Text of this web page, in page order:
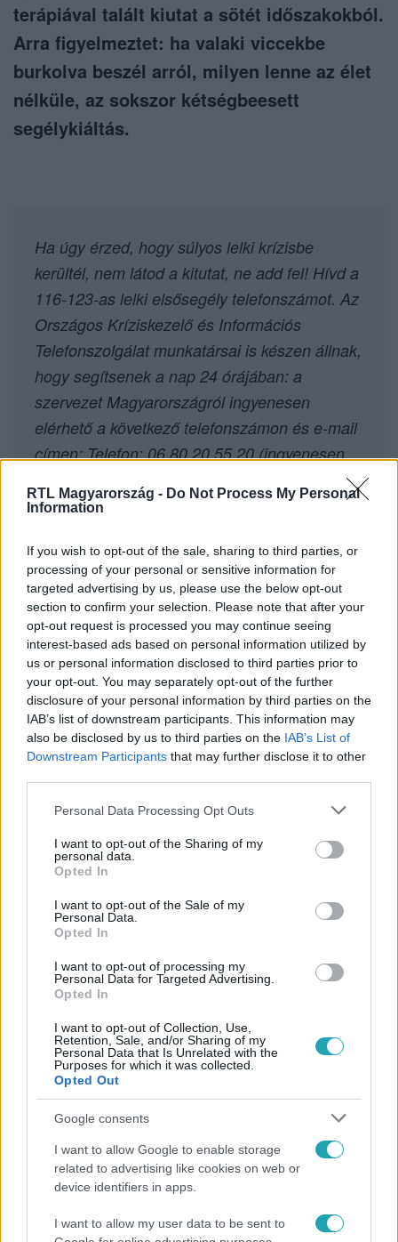
RTL Magyarország - Do Not Process My Personal
Information
If you wish to opt-out of the sale, sharing to third parties, or
processing of your personal or sensitive information for
targeted advertising by us, please use the below opt-out
section to confirm your selection. Please note that after your
opt-out request is processed you may continue seeing
interest-based ads based on personal information utilized by
us or personal information disclosed to third parties prior to
your opt-out. You may separately opt-out of the further
disclosure of your personal information by third parties on the
IAB’s list of downstream participants. This information may
also be disclosed by us to third parties on the IAB’s List of
Downstream Participants that may further disclose it to other
Please note that this website/app uses one or more Google
not limited to your visit or usage behaviour. You may click to
grant or deny consent to Google and its third-party tags to
use your data for below specified purposes in below Google
consent section.
Personal Data Processing Opt Outs
I want to opt-out of the Sharing of my
personal data.
Opted In
I want to opt-out of the Sale of my
Personal Data.
Opted In
I want to opt-out of processing my
Personal Data for Targeted Advertising.
Opted In
I want to opt-out of Collection, Use,
Retention, Sale, and/or Sharing of my
Personal Data that Is Unrelated with the
Purposes for which it was collected.
Opted Out
Google consents
I want to allow Google to enable storage
related to advertising like cookies on web or
device identifiers in apps.
I want to allow my user data to be sent to
terápiával talált kiutat a sötét időszakokból.
Arra figyelmeztet: ha valaki viccekbe
burkolva beszél arról, milyen lenne az élet
nélküle, az sokszor kétségbeesett
segélykiáltás.
Ha úgy érzed, hogy súlyos lelki krízisbe
kerültél, nem látod a kitutat, ne add fel! Hívd a
116-123-as lelki elsősegély telefonszámot. Az
Országos Kríziskezelő és Információs
Telefonszolgálat munkatársai is készen állnak,
hogy segítsenek a nap 24 órájában: a
szervezet Magyarországról ingyenesen
elérhető a következő telefonszámon és e-mail
címen: Telefon: 06 80 20 55 20 (ingyenesen
Itt állítsd be, hogy az RTL.hu az elsők között
legyen a Google-találatokban!
Facebookon is!
Követem
DEPRESSZIÓ #ÖNGYILKOSSÁG #KOÓS BOGLÁRKA
HODÁSZ ANDRÁS
Népszerű